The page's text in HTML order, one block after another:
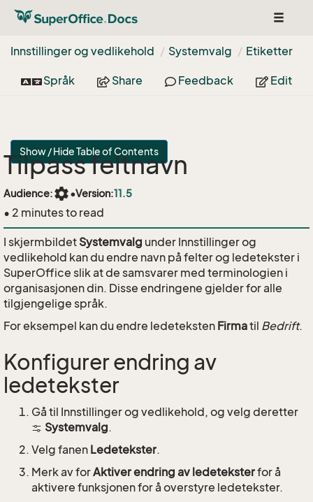
Toggle
Innstillinger og vedlikehold
Systemvalg Etiketter
Språk Share Feedback Edit
Show / Hide Table of Contents
Tilpass feltnavn
Audience:settings•Version:11.5
• 2 minutes to read
I skjermbildet Systemvalg under Innstillinger og
vedlikehold kan du endre navn på felter og ledetekster i
SuperOffice slik at de samsvarer med terminologien i
organisasjonen din. Disse endringene gjelder for alle
tilgjengelige språk.
For eksempel kan du endre ledeteksten Firmatil Bedrift.
Konfigurer endring av
ledetekster
Gå til Innstillinger og vedlikehold, og velg deretter
Systemvalg.
Velg fanen Ledetekster.
Merk av forAktiver endring av ledeteksterfor å
aktivere funksjonen for å overstyre ledetekster.